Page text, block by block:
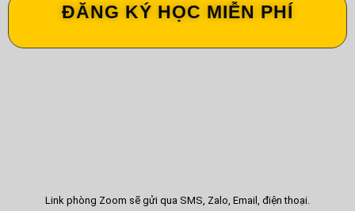
ĐĂNG KÝ HỌC MIỄN PHÍ
Link phòng Zoom sẽ gửi qua SMS, Zalo, Email, điện thoại.